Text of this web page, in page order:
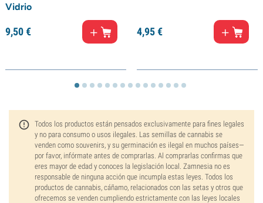
Vidrio
9,50€ 4,95€
Todos los productos están pensados exclusivamente para fines legales
y no para consumo o usos ilegales. Las semillas de cannabis se
venden como souvenirs, y su germinación es ilegal en muchos países—
por favor, infórmate antes de comprarlas. Al comprarlas confirmas que
eres mayor de edad y conoces la legislación local. Zamnesia no es
responsable de ninguna acción que incumpla estas leyes. Todos los
productos de cannabis, cáñamo, relacionados con las setas y otros que
ofrecemos se venden cumpliendo estrictamente con las leyes locales